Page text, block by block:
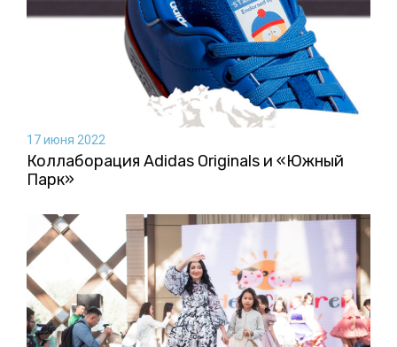
17 июня 2022
Коллаборация Аdidas Originals и «Южный
Парк»